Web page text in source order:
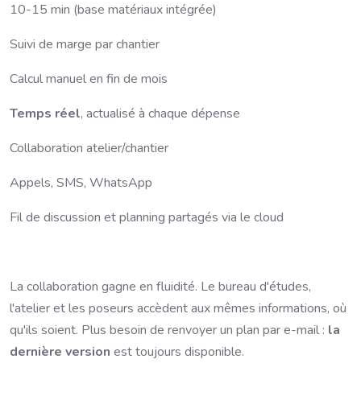
10-15 min (base matériaux intégrée)
Suivi de marge par chantier
Calcul manuel en fin de mois
Temps réel, actualisé à chaque dépense
Collaboration atelier/chantier
Appels, SMS, WhatsApp
Fil de discussion et planning partagés via le cloud
La collaboration gagne en fluidité. Le bureau d'études,
l'atelier et les poseurs accèdent aux mêmes informations, où
qu'ils soient. Plus besoin de renvoyer un plan par e-mail : la
dernière version est toujours disponible.